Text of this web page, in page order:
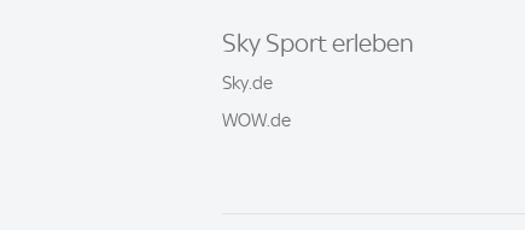
Sky Sport erleben
Sky.de
WOW.de